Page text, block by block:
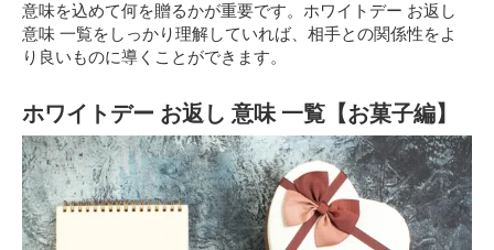
意味を込めて何を贈るかが重要です。ホワイトデー お返し
意味 一覧をしっかり理解していれば、相手との関係性をよ
り良いものに導くことができます。
ホワイトデー お返し 意味 一覧【お菓子編】